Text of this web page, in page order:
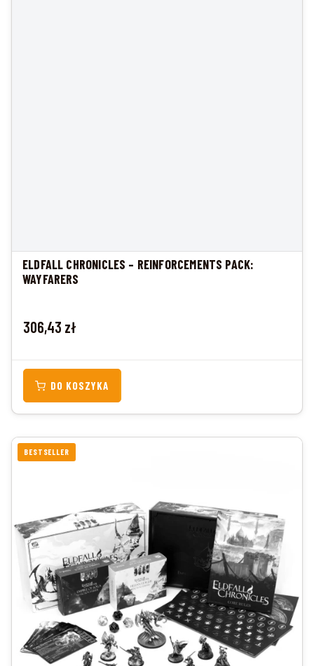
ELDFALL CHRONICLES – REINFORCEMENTS PACK:
WAYFARERS
Cena
306,43 zł
DO KOSZYKA
BESTSELLER